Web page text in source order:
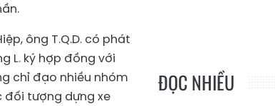
ông T.Q.D. có phát
L. ký hợp đồng với
chỉ đạo nhiều nhóm
đối tượng dựng xe
ĐỌC NHIỀU